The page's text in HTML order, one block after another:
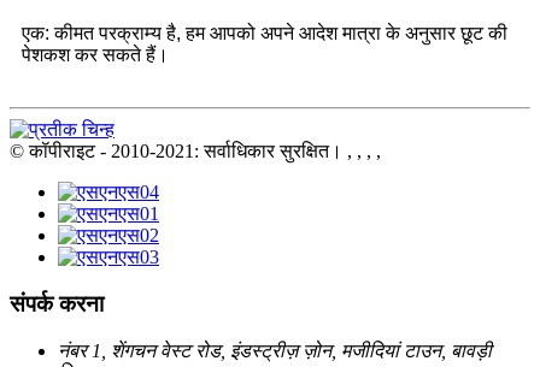
एक: कीमत परक्राम्य है, हम आपको अपने आदेश मात्रा के अनुसार छूट की
पेशकश कर सकते हैं।
© कॉपीराइट - 2010-2021: सर्वाधिकार सुरक्षित। , , , ,
संपर्क करना
नंबर 1, शेंगचन वेस्ट रोड, इंडस्ट्रीज़ ज़ोन, मजीदियां टाउन, बावड़ी